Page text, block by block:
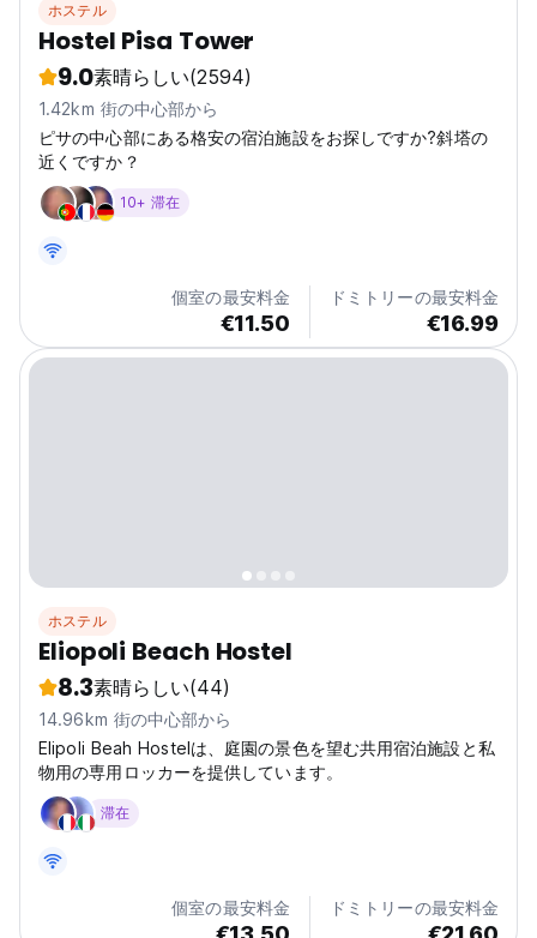
ホステル
Hostel Pisa Tower
9.0素晴らしい(2594)
1.42km 街の中心部から
ピサの中心部にある格安の宿泊施設をお探しですか?斜塔の
近くですか？
10+ 滞在
個室の最安料金
€11.50
ドミトリーの最安料金
€16.99
ホステル
Eliopoli Beach Hostel
8.3素晴らしい(44)
14.96km 街の中心部から
Elipoli Beah Hostelは、庭園の景色を望む共用宿泊施設と私
物用の専用ロッカーを提供しています。
滞在
個室の最安料金 ドミトリーの最安料金